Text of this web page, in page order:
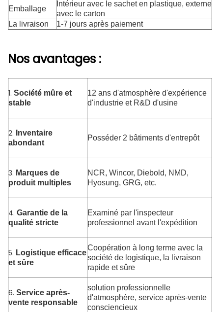
Emballage
Intérieur avec le sachet en plastique, externe
avec le carton
La livraison
1-7 jours après paiement
Nos avantages :
1. Société mûre et
stable
12 ans d'atmosphère d'expérience
d'industrie et R&D d'usine
2. Inventaire
abondant
Posséder 2 bâtiments d'entrepôt
3. Marques de
produit multiples
NCR, Wincor, Diebold, NMD,
Hyosung, GRG, etc.
4. Garantie de la
qualité stricte
Examiné par l'inspecteur
professionnel avant l'expédition
5. Logistique efficace
et sûre
Coopération à long terme avec la
société de logistique, la livraison
rapide et sûre
6. Service après-
vente responsable
solution professionnelle
d'atmosphère, service après-vente
consciencieux